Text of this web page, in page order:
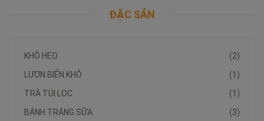
ĐẶC SẢN
(2)
KHÔ HEO
(1)
LƯƠN BIỂN KHÔ
(1)
TRÀ TÚI LỌC
(3)
BÁNH TRÁNG SỮA